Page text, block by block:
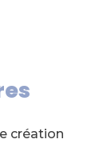
création